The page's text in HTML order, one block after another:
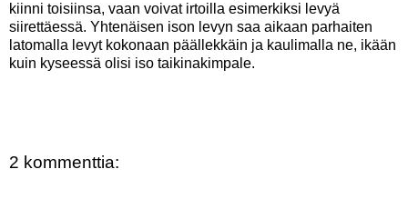
kiinni toisiinsa, vaan voivat irtoilla esimerkiksi levyä
siirettäessä. Yhtenäisen ison levyn saa aikaan parhaiten
latomalla levyt kokonaan päällekkäin ja kaulimalla ne, ikään
kuin kyseessä olisi iso taikinakimpale.
2 kommenttia: